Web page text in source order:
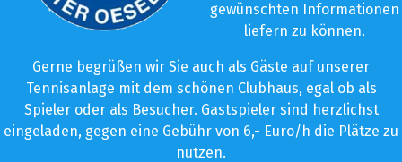
gewünschten Informationen
liefern zu können.
Gerne begrüßen wir Sie auch als Gäste auf unserer
Tennisanlage mit dem schönen Clubhaus, egal ob als
Spieler oder als Besucher. Gastspieler sind herzlichst
eingeladen, gegen eine Gebühr von 6,- Euro/h die Plätze zu
nutzen.